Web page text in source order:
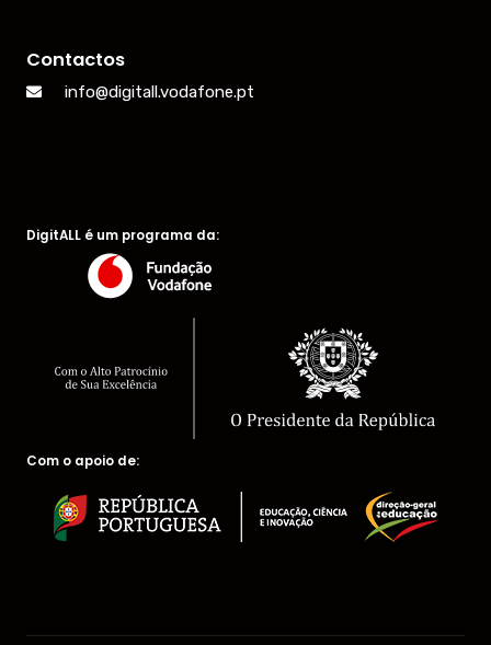
Contactos
info@digitall.vodafone.pt
DigitALL é um programa da:
Com o apoio de: